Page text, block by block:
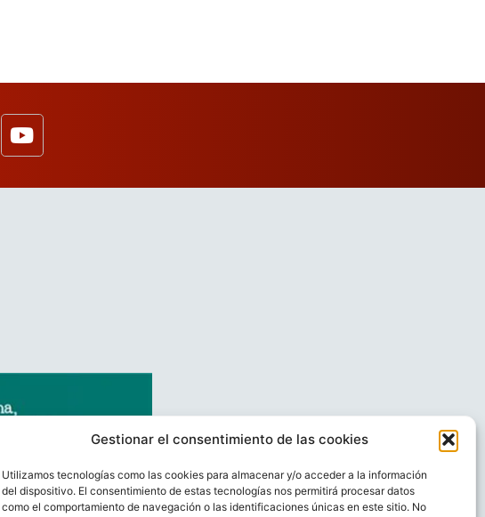
Gestionar el consentimiento de las cookies
Utilizamos tecnologías como las cookies para almacenar y/o acceder a la información
del dispositivo. El consentimiento de estas tecnologías nos permitirá procesar datos
como el comportamiento de navegación o las identificaciones únicas en este sitio. No